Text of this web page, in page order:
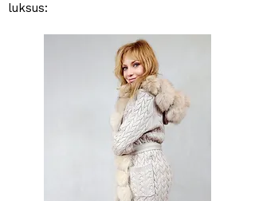
luksus: